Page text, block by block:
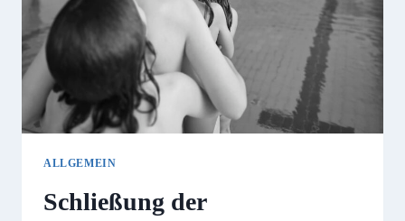
ALLGEMEIN
Schließung der